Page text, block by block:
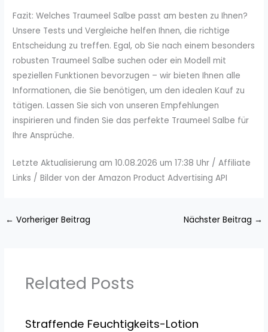
Fazit: Welches Traumeel Salbe passt am besten zu Ihnen?
Unsere Tests und Vergleiche helfen Ihnen, die richtige
Entscheidung zu treffen. Egal, ob Sie nach einem besonders
robusten Traumeel Salbe suchen oder ein Modell mit
speziellen Funktionen bevorzugen – wir bieten Ihnen alle
Informationen, die Sie benötigen, um den idealen Kauf zu
tätigen. Lassen Sie sich von unseren Empfehlungen
inspirieren und finden Sie das perfekte Traumeel Salbe für
Ihre Ansprüche.
Letzte Aktualisierung am 10.08.2026 um 17:38 Uhr / Affiliate
Links / Bilder von der Amazon Product Advertising API
← Vorheriger Beitrag Nächster Beitrag →
Related Posts
Straffende Feuchtigkeits-Lotion